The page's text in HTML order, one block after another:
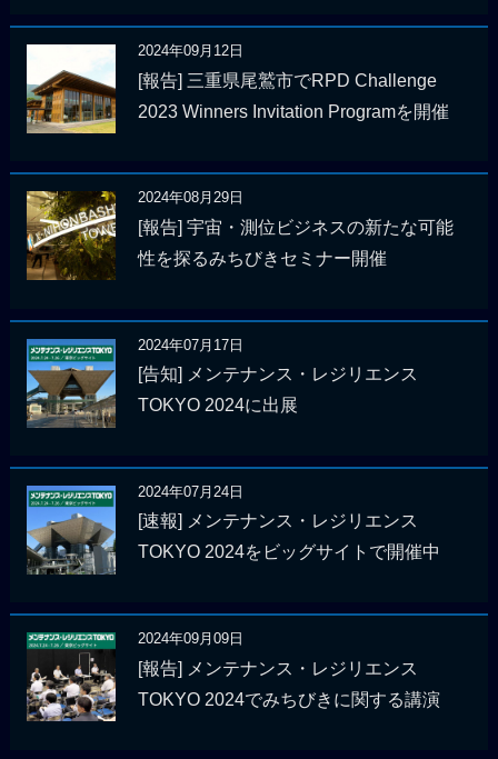
2024年09月12日
[報告] 三重県尾鷲市でRPD Challenge
2023 Winners Invitation Programを開催
2024年08月29日
[報告] 宇宙・測位ビジネスの新たな可能
性を探るみちびきセミナー開催
2024年07月17日
[告知] メンテナンス・レジリエンス
TOKYO 2024に出展
2024年07月24日
[速報] メンテナンス・レジリエンス
TOKYO 2024をビッグサイトで開催中
2024年09月09日
[報告] メンテナンス・レジリエンス
TOKYO 2024でみちびきに関する講演